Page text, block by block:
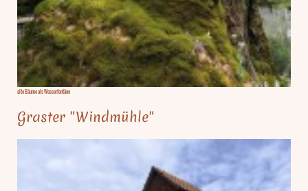
alte Bäume als Wasserfontäne
Graster "Windmühle"